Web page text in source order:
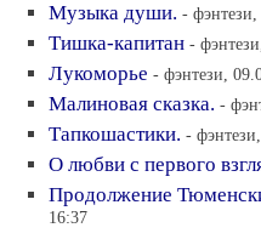
Музыка души. -
Тишка-капитан -
Лукоморье - фэнтези,
Малиновая сказка. -
Тапкошастики. -
О любви с первого
Продолжение
16:37